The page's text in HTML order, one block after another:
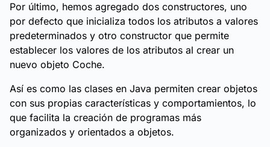
Por último, hemos agregado dos constructores, uno
por defecto que inicializa todos los atributos a valores
predeterminados y otro constructor que permite
establecer los valores de los atributos al crear un
nuevo objeto Coche.
Así es como las clases en Java permiten crear objetos
con sus propias características y comportamientos, lo
que facilita la creación de programas más
organizados y orientados a objetos.